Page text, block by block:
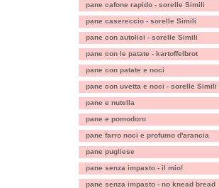
pane cafone rapido - sorelle Simili
pane casereccio - sorelle Simili
pane con autolisi - sorelle Simili
pane con le patate - kartoffelbrot
pane con patate e noci
pane con uvetta e noci - sorelle Simili
pane e nutella
pane e pomodoro
pane farro noci e profumo d'arancia
pane pugliese
pane senza impasto - il mio!
pane senza impasto - no knead bread